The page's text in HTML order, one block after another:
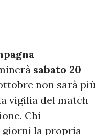
sabato 20
non sarà più
vigilia del match
Chi
la propria